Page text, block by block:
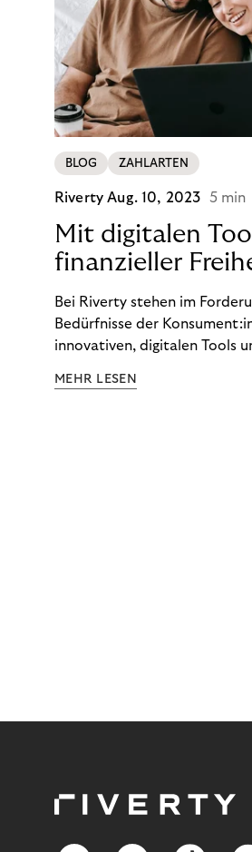
BLOG ZAHLARTEN
RivertyAug. 10, 2023 5 min
Mit digitalen
finanzieller
Bei Riverty stehen im
Bedürfnisse der
innovativen, digitalen Tools
ein Leben in finanzieller
MEHR LESEN